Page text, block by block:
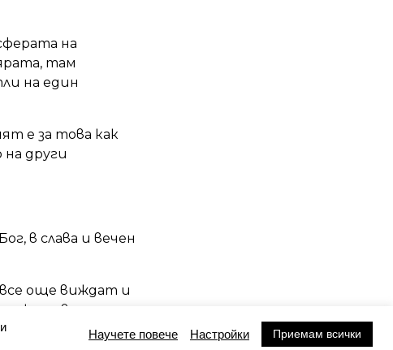
на
там
на един
е за това как
други
в слава и вечен
още виждат и
на власт на
вашитеНаучете повече Настройки Приемам всички